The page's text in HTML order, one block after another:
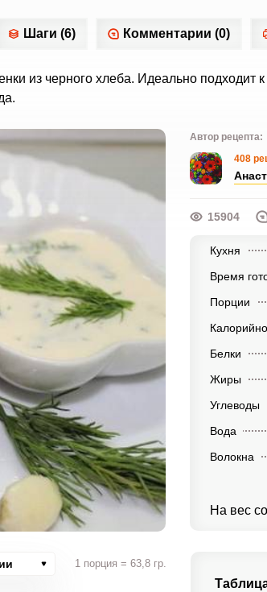
Шаги (6) Комментарии (0)
из черного хлеба. Идеально подходит
Автор рецепта:
408
15904
Кухня
Время
Порции
Белки
Жиры
Углеводы
Вода
Волокна
На вес
1 порция = 63,8 гр.